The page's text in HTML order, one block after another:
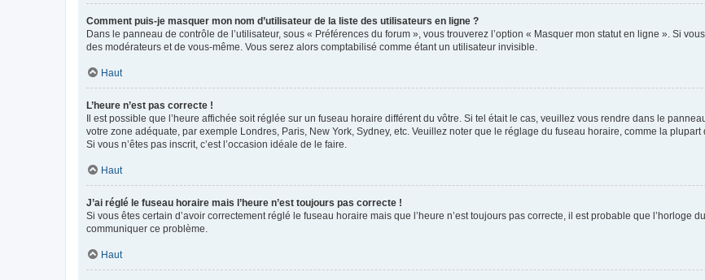
Comment puis-je masquer mon nom d’utilisateur de la liste des utilisateurs en ligne ?
Dans le panneau de contrôle de l’utilisateur, sous « Préférences du forum », vous trouverez l’option « Masquer mon statut en ligne ». Si
des modérateurs et de vous-même. Vous serez alors comptabilisé comme étant un utilisateur invisible.
Haut
L’heure n’est pas correcte !
Il est possible que l’heure affichée soit réglée sur un fuseau horaire différent du vôtre. Si tel était le cas, veuillez vous rendre dans le
votre zone adéquate, par exemple Londres, Paris, New York, Sydney, etc. Veuillez noter que le réglage du fuseau horaire, comme la plupart
Si vous n’êtes pas inscrit, c’est l’occasion idéale de le faire.
Haut
J’ai réglé le fuseau horaire mais l’heure n’est toujours pas correcte !
Si vous êtes certain d’avoir correctement réglé le fuseau horaire mais que l’heure n’est toujours pas correcte, il est probable que l’horloge
communiquer ce problème.
Haut